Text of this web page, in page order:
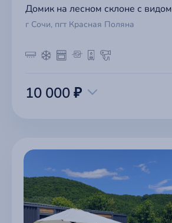
Домик на лесном склоне с видом
г Сочи, пгт Красная Поляна
10 000 ₽